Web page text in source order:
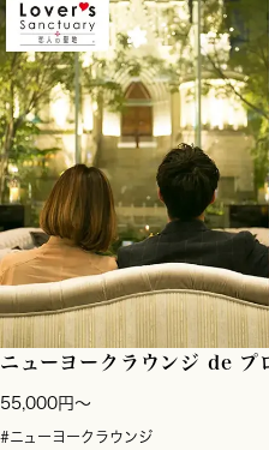
ニューヨークラウンジ de プ
55,000円〜
#ニューヨークラウンジ